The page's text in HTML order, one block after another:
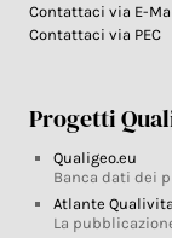
Contattaci via E-
Contattaci via PEC
Progetti
Qualigeo.eu
Banca dati dei
Atlante Qualivita
La